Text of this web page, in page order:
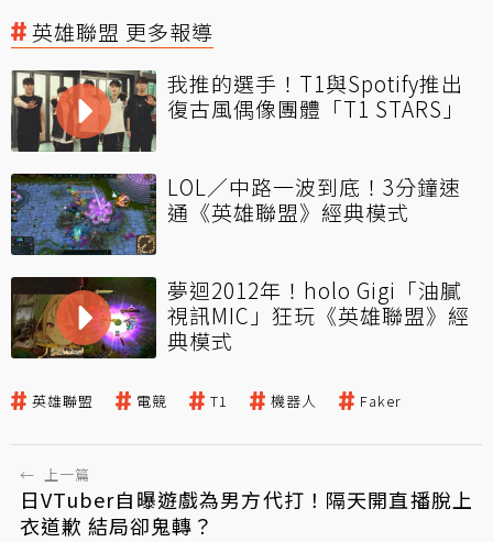
英雄聯盟 更多報導
我推的選手！T1與Spotify推出
復古風偶像團體「T1 STARS」
LOL／中路一波到底！3分鐘速
通《英雄聯盟》經典模式
夢迴2012年！holo Gigi「油膩
視訊MIC」狂玩《英雄聯盟》經
典模式
英雄聯盟 電競 T1 機器人 Faker
← 上一篇
日VTuber自曝遊戲為男方代打！隔天開直播脫上
衣道歉 結局卻鬼轉？